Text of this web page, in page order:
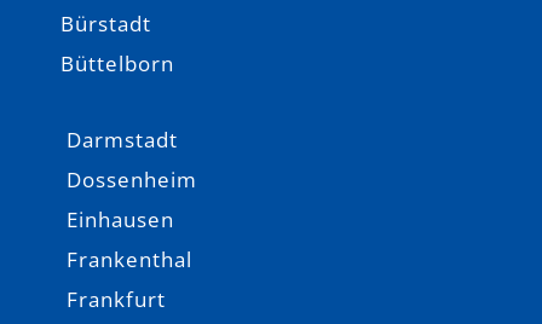
Bürstadt
Büttelborn
Darmstadt
Dossenheim
Einhausen
Frankenthal
Frankfurt